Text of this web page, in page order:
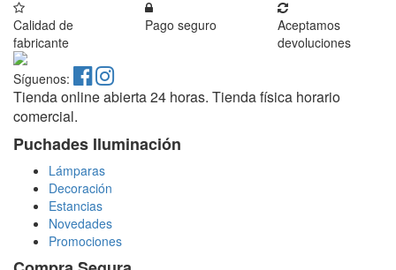
Calidad de
fabricante
Pago seguro
Aceptamos
devoluciones
Síguenos:
Tienda online abierta 24 horas. Tienda física horario
comercial.
Puchades Iluminación
Lámparas
Decoración
Estancias
Novedades
Promociones